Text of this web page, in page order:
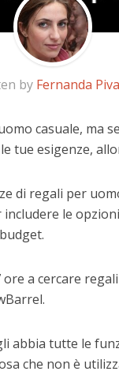
by Fernanda
casuale, ma
tue esigenze,
di regali per
le
a cercare
abbia tutte le
che non è